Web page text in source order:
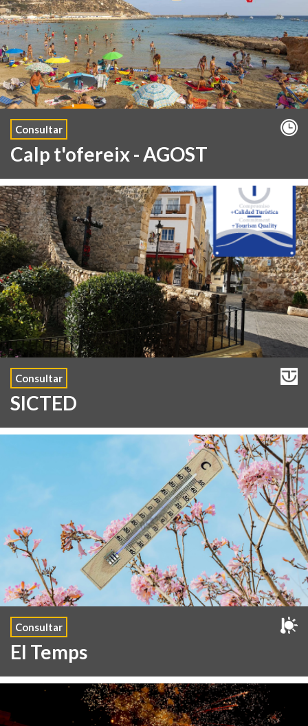
Consultar
Calp t'ofereix - AGOST
Consultar
SICTED
Consultar
El Temps